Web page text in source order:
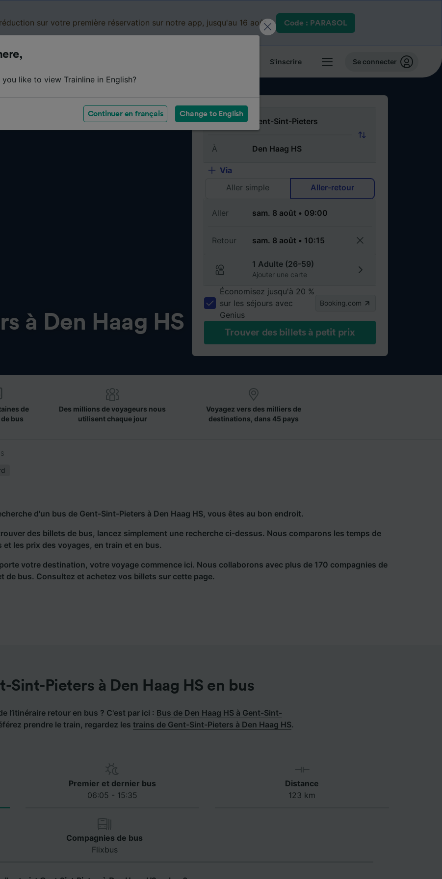
sur votre première réservation sur notre app, jusqu'au 16 août. Code : PARASOL
S'inscrire Se connecter
à Den Haag HS
De
À
Via
Aller simple
Aller-retour
Aller
Retour
1 Adulte (26-59)
Ajouter une carte
Économisez jusqu'à 20 %
sur les séjours avec
Genius
Booking.com
Trouver des billets à petit prix
de
bus
Des millions de voyageurs nous
utilisent chaque jour
Voyagez vers des milliers de
destinations, dans 45 pays
d'un bus de Gent-Sint-Pieters à Den Haag HS, vous êtes au bon endroit.
des billets de bus, lancez simplement une recherche ci-dessus. Nous comparons les temps de
et les prix des voyages, en train et en bus.
votre destination, votre voyage commence ici. Nous collaborons avec plus de 170 compagnies de
de bus. Consultez et achetez vos billets sur cette page.
Sint-Pieters à Den Haag HS en bus
l’itinéraire retour en bus ? C'est par ici : Bus de Den Haag HS à Gent-Sint-
prendre le train, regardez lestrains de Gent-Sint-Pieters à Den Haag HS.
Premier et dernier bus
06:05 - 15:35
Distance
123 km
Compagnies de bus
Flixbus
you like to view Trainline in English?
Continuer en français Change to English